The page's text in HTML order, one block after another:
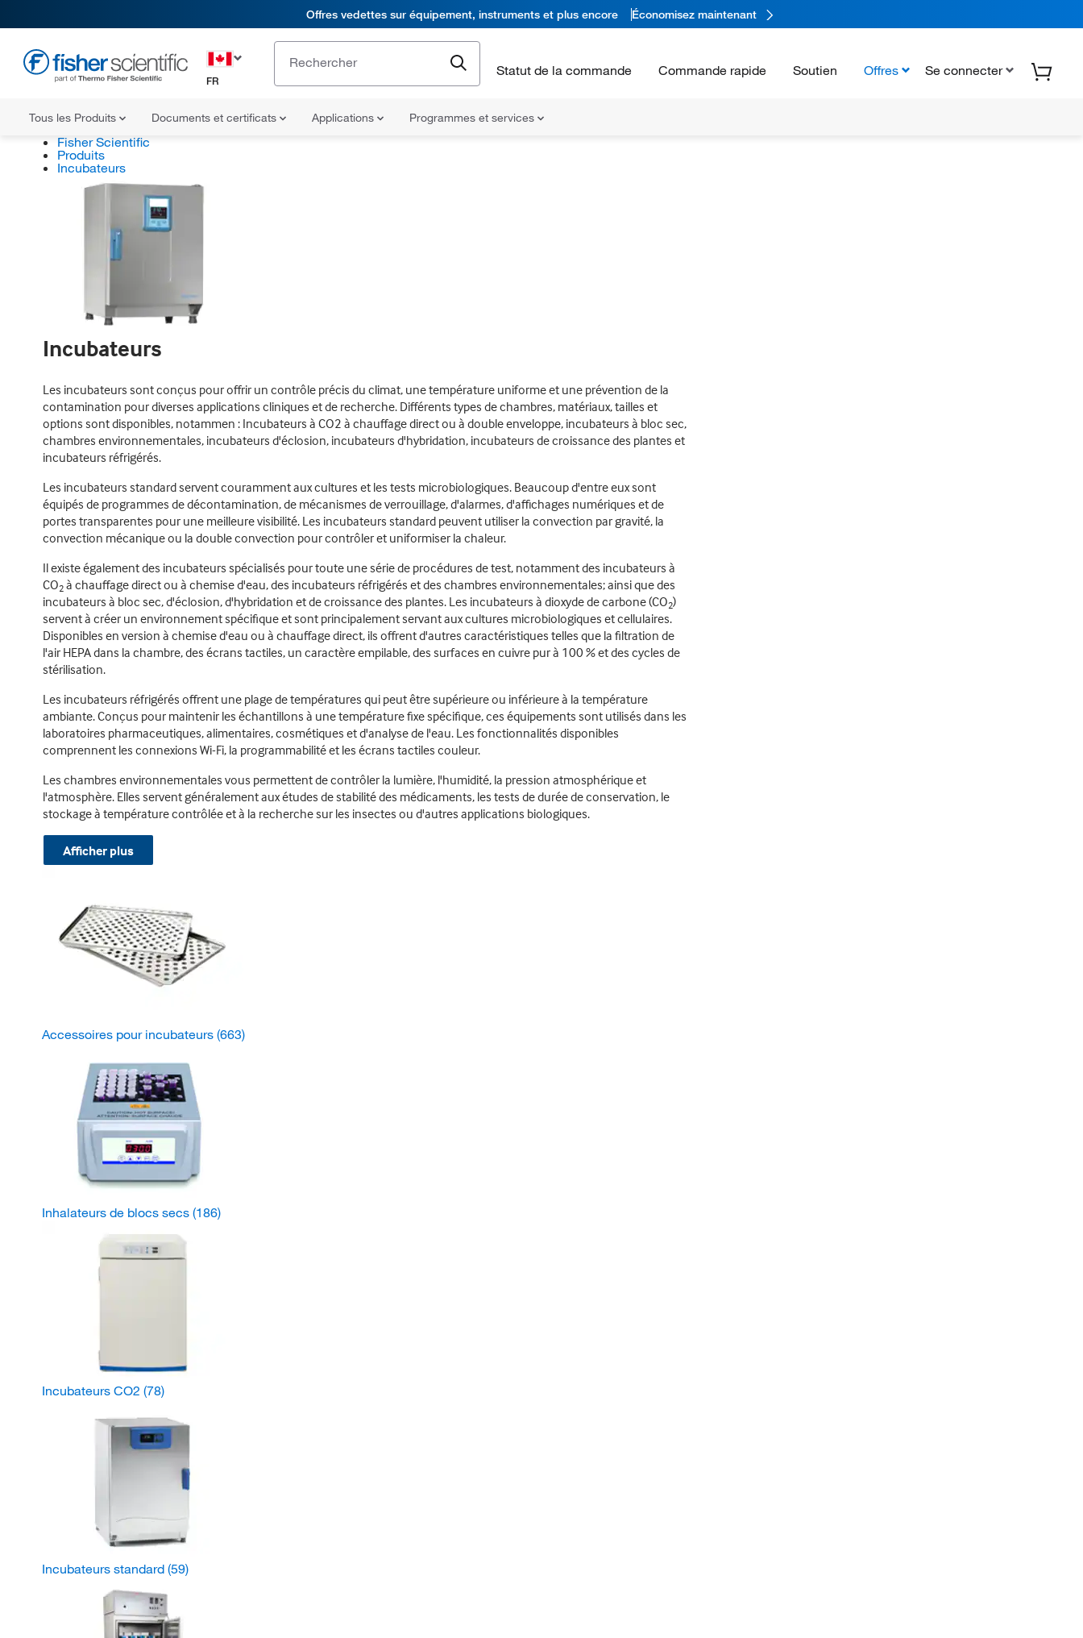
Offres vedettes sur équipement, instruments et plus encore Économisez maintenant
FR
Statut de la commande Commande rapide Soutien Offres Se connecter
Tous les Produits Documents et certificats Applications Programmes et services
Fisher Scientific
Produits
Incubateurs
Incubateurs
Les incubateurs sont conçus pour offrir un contrôle précis du climat, une température uniforme et une prévention de la
contamination pour diverses applications cliniques et de recherche. Différents types de chambres, matériaux, tailles et
options sont disponibles, notammen : Incubateurs à CO2 à chauffage direct ou à double enveloppe, incubateurs à bloc sec,
chambres environnementales, incubateurs d'éclosion, incubateurs d'hybridation, incubateurs de croissance des plantes et
incubateurs réfrigérés.
Les incubateurs standard servent couramment aux cultures et les tests microbiologiques. Beaucoup d'entre eux sont
équipés de programmes de décontamination, de mécanismes de verrouillage, d'alarmes, d'affichages numériques et de
portes transparentes pour une meilleure visibilité. Les incubateurs standard peuvent utiliser la convection par gravité, la
convection mécanique ou la double convection pour contrôler et uniformiser la chaleur.
Il existe également des incubateurs spécialisés pour toute une série de procédures de test, notamment des incubateurs à
CO2à chauffage direct ou à chemise d'eau, des incubateurs réfrigérés et des chambres environnementales; ainsi que des
incubateurs à bloc sec, d'éclosion, d'hybridation et de croissance des plantes. Les incubateurs à dioxyde de carbone (CO2)
servent à créer un environnement spécifique et sont principalement servant aux cultures microbiologiques et cellulaires.
Disponibles en version à chemise d'eau ou à chauffage direct, ils offrent d'autres caractéristiques telles que la filtration de
l'air HEPA dans la chambre, des écrans tactiles, un caractère empilable, des surfaces en cuivre pur à 100 % et des cycles de
stérilisation.
Les incubateurs réfrigérés offrent une plage de températures qui peut être supérieure ou inférieure à la température
ambiante. Conçus pour maintenir les échantillons à une température fixe spécifique, ces équipements sont utilisés dans les
laboratoires pharmaceutiques, alimentaires, cosmétiques et d'analyse de l'eau. Les fonctionnalités disponibles
comprennent les connexions Wi-Fi, la programmabilité et les écrans tactiles couleur.
Les chambres environnementales vous permettent de contrôler la lumière, l'humidité, la pression atmosphérique et
l'atmosphère. Elles servent généralement aux études de stabilité des médicaments, les tests de durée de conservation, le
stockage à température contrôlée et à la recherche sur les insectes ou d'autres applications biologiques.
Afficher plus
Accessoires pour incubateurs (663)
Inhalateurs de blocs secs (186)
Incubateurs CO2 (78)
Incubateurs standard (59)